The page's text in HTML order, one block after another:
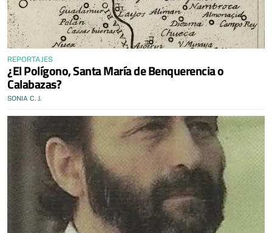
REPORTAJES
¿El Polígono, Santa María de Benquerencia o
Calabazas?
SONIA C. J.